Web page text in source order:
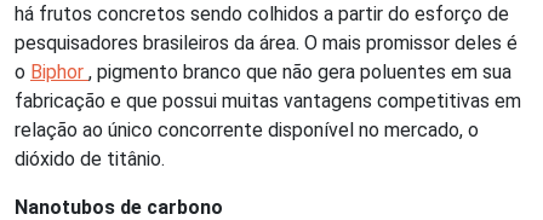
há frutos concretos sendo colhidos a partir do esforço de
pesquisadores brasileiros da área. O mais promissor deles é
o Biphor , pigmento branco que não gera poluentes em sua
fabricação e que possui muitas vantagens competitivas em
relação ao único concorrente disponível no mercado, o
dióxido de titânio.
Nanotubos de carbono